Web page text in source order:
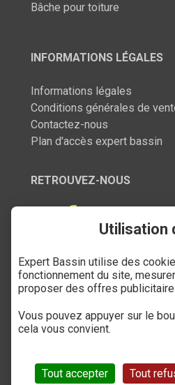
Bâche pour toiture
INFORMATIONS LÉGALES
Informations légales
Conditions générales de
Contactez-nous
Plan d'accès expert bassin
RETROUVEZ-NOUS
SERVICE CLIENT
03 27 89 21 52
Du mardi au samedi
Utilisation
Expert Bassin utilise des
fonctionnement du site,
proposer des offres
Vous pouvez appuyer sur le
cela vous convient.
Tout accepter Tout